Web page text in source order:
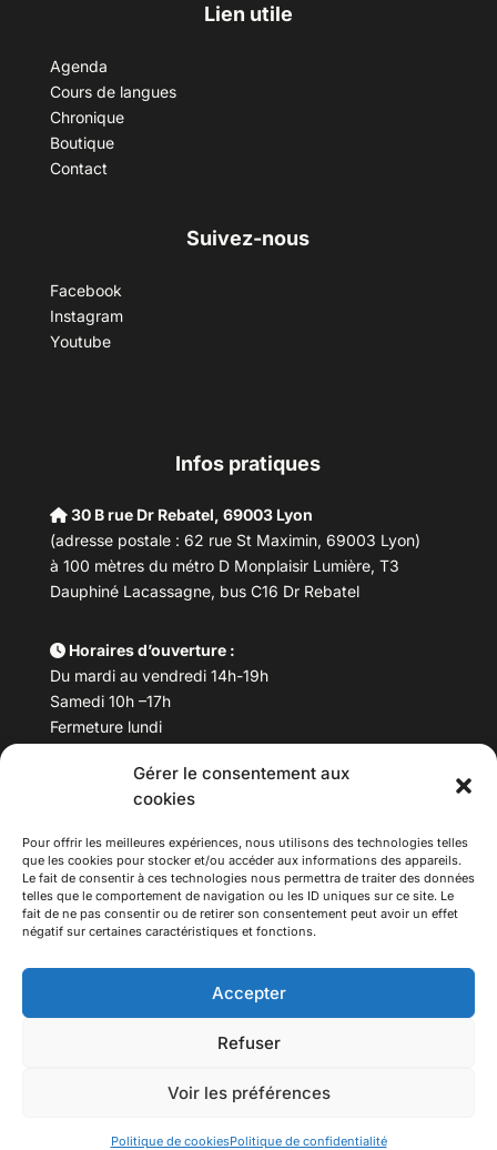
Gérer le consentement aux
cookies
Pour offrir les meilleures expériences, nous utilisons des technologies telles
que les cookies pour stocker et/ou accéder aux informations des appareils.
Le fait de consentir à ces technologies nous permettra de traiter des données
telles que le comportement de navigation ou les ID uniques sur ce site. Le
fait de ne pas consentir ou de retirer son consentement peut avoir un effet
négatif sur certaines caractéristiques et fonctions.
Accepter
Refuser
Voir les préférences
Politique de cookiesPolitique de confidentialité
Lien utile
Agenda
Cours de langues
Chronique
Boutique
Contact
Suivez-nous
Facebook
Instagram
Youtube
Infos pratiques
30 B rue Dr Rebatel, 69003 Lyon
(adresse postale : 62 rue St Maximin, 69003 Lyon)
à 100 mètres du métro D Monplaisir Lumière, T3
Dauphiné Lacassagne, bus C16 Dr Rebatel
Horaires d’ouverture :
Du mardi au vendredi 14h-19h
Samedi 10h –17h
Fermeture lundi
Téléphone : 04 78 53 06 40
maisondesculturesasiatiques@asiexpo.com
Tous droits réservés.